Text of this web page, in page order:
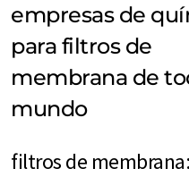
empresas de
para filtros de
membrana de
mundo
filtros de